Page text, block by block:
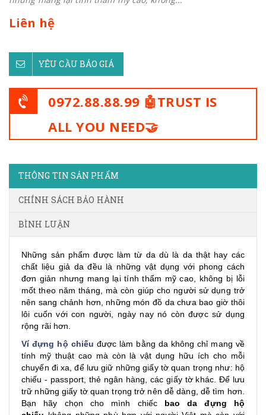
Liên hệ
YÊU CẦU BÁO GIÁ
0972.88.88.99 🤖TRUST IS
ALL YOU NEED🤝
THÔNG TIN SẢN PHẨM
CHÍNH SÁCH BẢO HÀNH
BÌNH LUẬN
Những sản phẩm được làm từ da dù là da thật hay các
chất liệu giả da đều là những vật dụng với phong cách
đơn giản nhưng mang lại tính thẩm mỹ cao, không bị lỗi
mốt theo năm tháng, mà còn giúp cho người sử dụng trở
nên sang chảnh hơn, những món đồ da chưa bao giờ thôi
lôi cuốn với con người, ngày nay nó còn được sử dụng
rộng rãi hơn.
Ví đựng hộ chiếu được làm bằng da không chỉ mang về
tính mỹ thuật cao mà còn là vật dụng hữu ích cho mỗi
chuyến đi xa, để lưu giữ những giấy tờ quan trọng như: hộ
chiếu - passport, thẻ ngân hàng, các giấy tờ khác. Để lưu
trữ những giấy tờ quan trọng trở nên dễ dàng, dễ tìm hơn.
Bạn hãy chọn cho mình chiếc bao da đựng hộ